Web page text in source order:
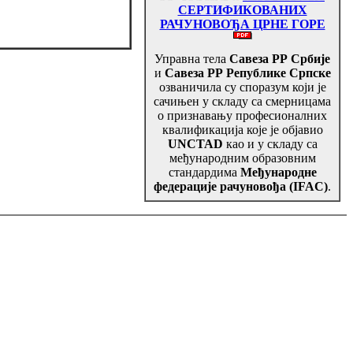
СЕРТИФИКОВАНИХ
РАЧУНОВОЂА ЦРНЕ ГОРЕ
Управна тела Савеза РР Србије
и Савеза РР Републике Српске
озваничила су споразум који је
сачињен у складу са смерницама
о признавању професионалних
квалификација које је објавио
UNCTAD као и у складу са
међународним образовним
стандардима Међународне
федерације рачуновођа (IFAC).